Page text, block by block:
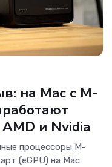
на Mac с M-
и Nvidia
процессоры M-
(eGPU) на Mac